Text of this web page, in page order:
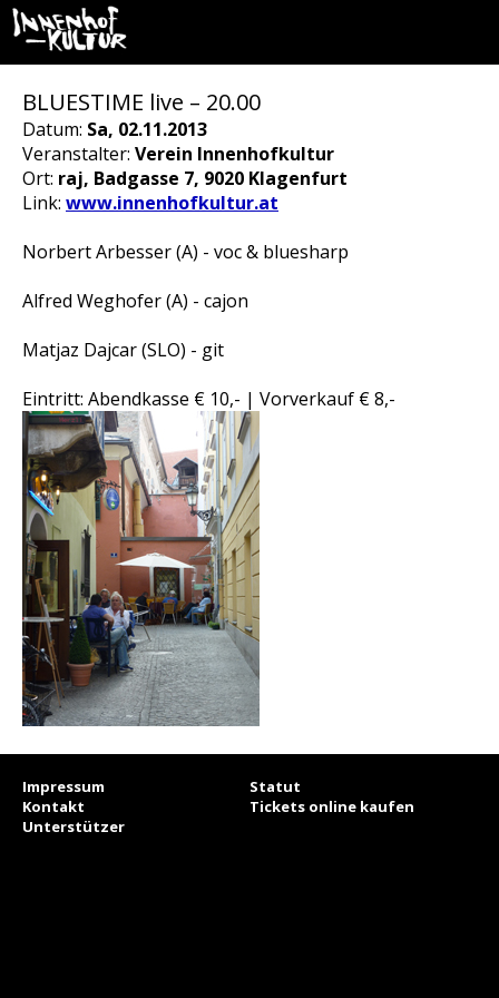
BLUESTIME live – 20.00
Datum: Sa, 02.11.2013
Veranstalter: Verein Innenhofkultur
Ort: raj, Badgasse 7, 9020 Klagenfurt
Link: www.innenhofkultur.at
Norbert Arbesser (A) - voc & bluesharp
Alfred Weghofer (A) - cajon
Matjaz Dajcar (SLO) - git
Eintritt: Abendkasse € 10,- | Vorverkauf € 8,-
Impressum
Statut
Kontakt
Tickets online kaufen
Unterstützer